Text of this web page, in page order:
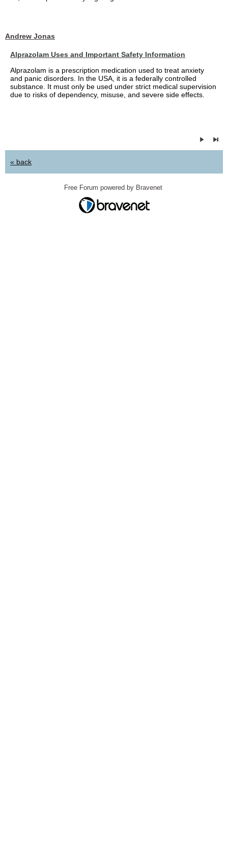
Andrew Jonas
Alprazolam Uses and Important Safety Information
Alprazolam is a prescription medication used to treat anxiety
and panic disorders. In the USA, it is a federally controlled
substance. It must only be used under strict medical supervision
due to risks of dependency, misuse, and severe side effects.
« back
Free Forum powered by Bravenet